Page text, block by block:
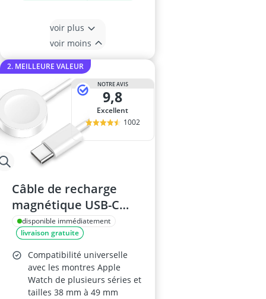
voir plus
voir moins
2. MEILLEURE VALEUR
NOTRE AVIS
9,8
Excellent
1002
Câble de recharge
magnétique USB-C
pour Apple Watch –
Compatible Series 2 à
11, Ultra et 3/SE –
Blanc
disponible immédiatement
livraison gratuite
Compatibilité universelle
avec les montres Apple
Watch de plusieurs séries et
tailles 38 mm à 49 mm